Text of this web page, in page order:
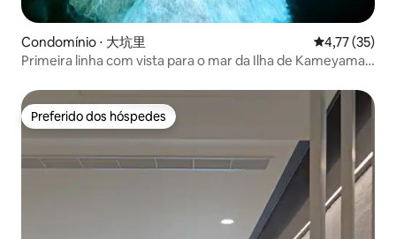
Condomínio ⋅ 大坑里 4,77 de uma
4,77 (35)
Primeira linha com vista para o mar da Ilha de Kameyama,
com vista para o mar a 20 metros do mar, (Lanyang
Seaview Holiday Hall)
Preferido dos hóspedes
Preferido dos hóspedes